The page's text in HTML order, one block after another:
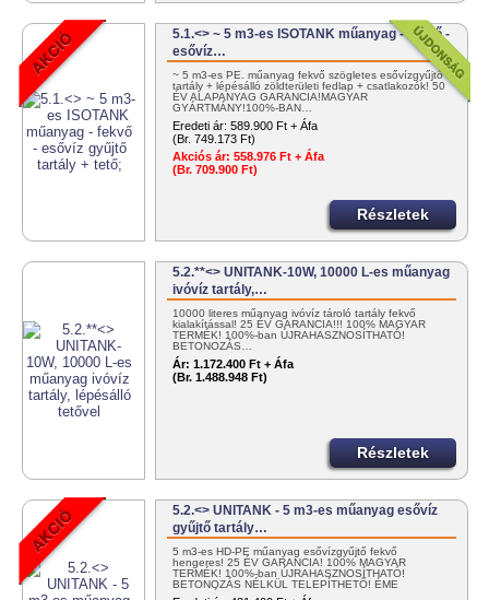
5.1.<> ~ 5 m3-es ISOTANK műanyag - fekvő -
esővíz…
~ 5 m3-es PE. műanyag fekvő szögletes esővízgyűjtő
tartály + lépésálló zöldterületi fedlap + csatlakozók! 50
ÉV ALAPANYAG GARANCIA!MAGYAR
GYÁRTMÁNY!100%-BAN…
Eredeti ár: 589.900 Ft + Áfa
(Br. 749.173 Ft)
Akciós ár: 558.976 Ft + Áfa
(Br. 709.900 Ft)
Részletek
5.2.**<> UNITANK-10W, 10000 L-es műanyag
ivóvíz tartály,…
10000 literes műanyag ivóvíz tároló tartály fekvő
kialakítással! 25 ÉV GARANCIA!!! 100% MAGYAR
TERMÉK! 100%-ban ÚJRAHASZNOSÍTHATÓ!
BETONOZÁS…
Ár: 1.172.400 Ft + Áfa
(Br. 1.488.948 Ft)
Részletek
5.2.<> UNITANK - 5 m3-es műanyag esővíz
gyűjtő tartály…
5 m3-es HD-PE műanyag esővízgyűjtő fekvő
hengeres! 25 ÉV GARANCIA! 100% MAGYAR
TERMÉK! 100%-ban ÚJRAHASZNOSÍTHATÓ!
BETONOZÁS NÉLKÜL TELEPÍTHETŐ! ÉME
ENGEDÉLYES! …